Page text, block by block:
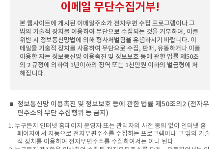
이메일 무단수집거부!
본 웹사이트에 게시된 이메일주소가 전자우편 수집 프로그램이나 그
밖의 기술적 장치를 이용하여 무단으로 수집되는 것을 거부하며, 이를
위반 시 정보통신망법에 의해 형사처벌됨을 유념하시기 바랍니다. 이
메일을 기술적 장치를 사용하여 무단으로 수집, 판매, 유통하거나 이를
이용한 자는 정보통신망 이용촉진 및 정보보호 등에 관한 법률 제50조
의 2 규정에 의하여 1년이하의 징역 또는 1천만원 이하의 벌금형에 처
해집니다.
정보통신망 이용촉진 및 정보보호 등에 관한 법률 제50조의2 (전자우
편주소의 무단 수집행위 등 금지)
1. 누구든지 인터넷 홈페이지 운영자 또는 관리자의 사전 동의 없이 인터넷 홈
페이지에서 자동으로 전자우편주소를 수집하는 프로그램이나 그 밖의 기술
적 장치를 이용하여 전자우편주소를 수집하여서는 아니 된다.